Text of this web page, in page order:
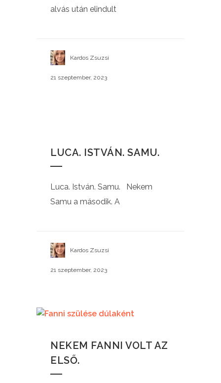
alvás után elindult
Kardos Zsuzsi
21 szeptember, 2023
LUCA. ISTVÁN. SAMU.
Luca. István. Samu. Nekem
Samu a második. A
Kardos Zsuzsi
21 szeptember, 2023
NEKEM FANNI VOLT AZ
ELSŐ.